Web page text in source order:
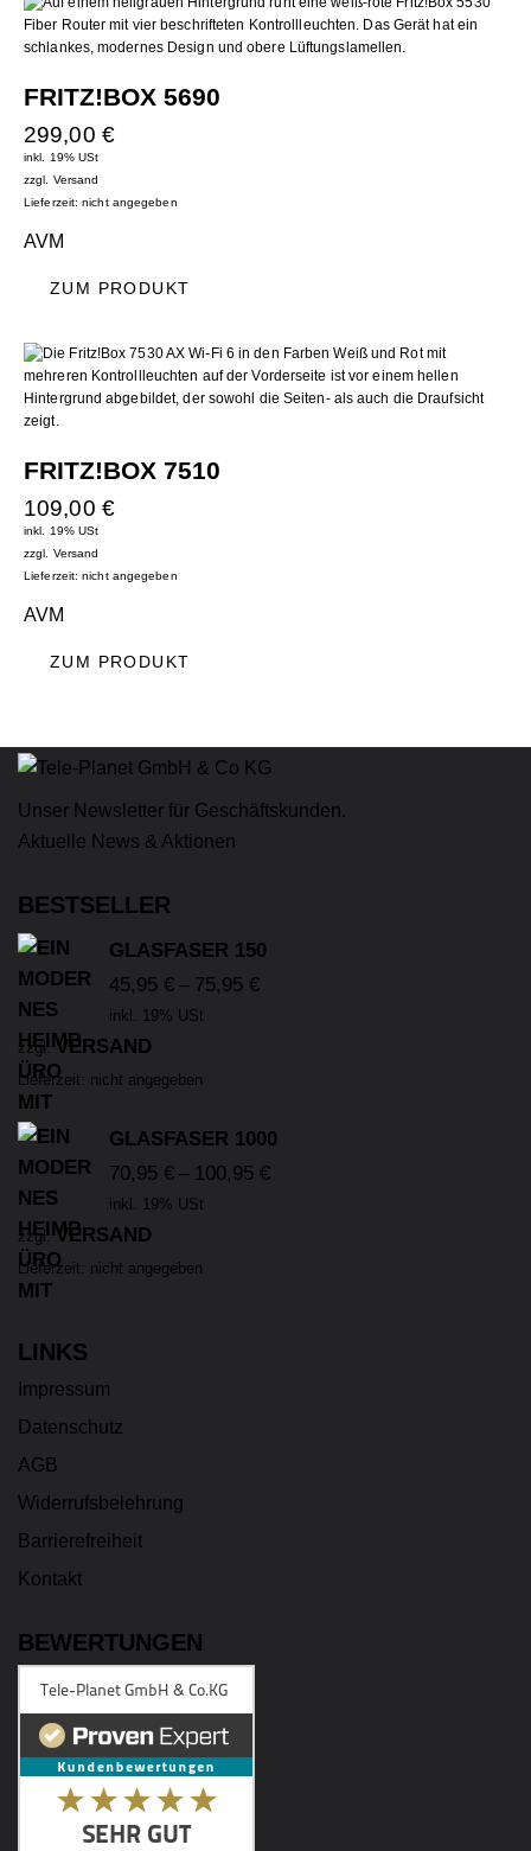
FRITZ!BOX 5690
299,00 €
inkl. 19% USt
zzgl. Versand
Lieferzeit: nicht angegeben
AVM
ZUM PRODUKT
FRITZ!BOX 7510
109,00 €
inkl. 19% USt
zzgl. Versand
Lieferzeit: nicht angegeben
AVM
ZUM PRODUKT
Unser Newsletter für Geschäftskunden.
Aktuelle News & Aktionen
BESTSELLER
GLASFASER 150
45,95 € – 75,95 €
inkl. 19% USt
zzgl.VERSAND
Lieferzeit: nicht angegeben
GLASFASER 1000
70,95 € – 100,95 €
inkl. 19% USt
zzgl.VERSAND
Lieferzeit: nicht angegeben
LINKS
Impressum
Datenschutz
AGB
Widerrufsbelehrung
Barrierefreiheit
Kontakt
BEWERTUNGEN